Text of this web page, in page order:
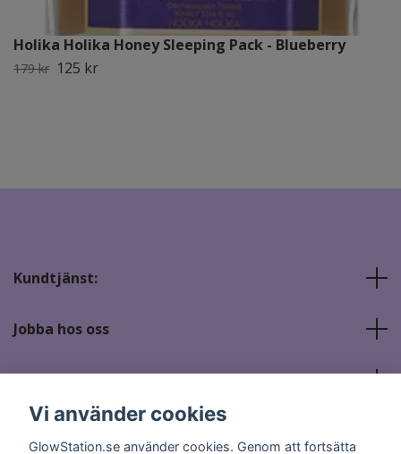
Holika Holika Honey Sleeping Pack - Blueberry
179 kr 125 kr
Kundtjänst:
Jobba hos oss
Sociala medier
Vi använder cookies
GlowStation.se använder cookies. Genom att fortsätta